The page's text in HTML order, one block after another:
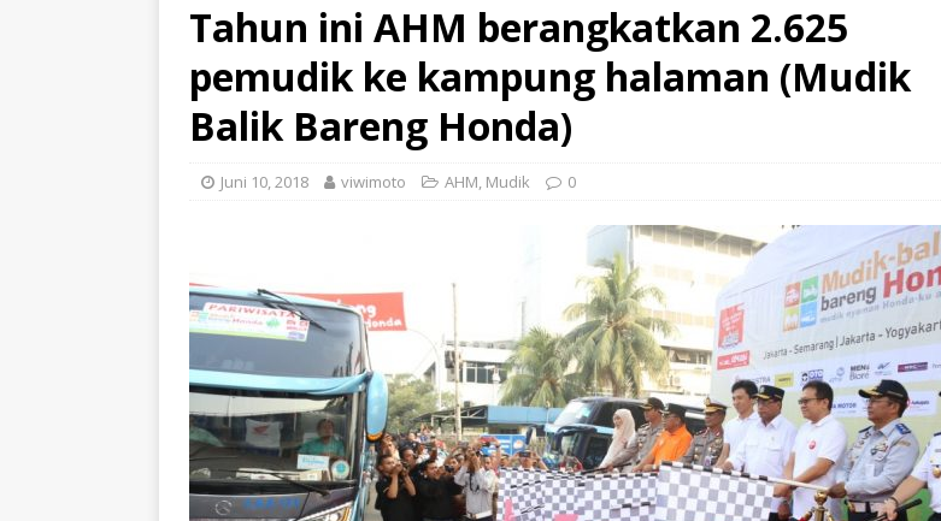
Tahun ini AHM berangkatkan 2.625
pemudik ke kampung halaman (Mudik
Balik Bareng Honda)
Juni 10, 2018 viwimoto AHM, Mudik 0